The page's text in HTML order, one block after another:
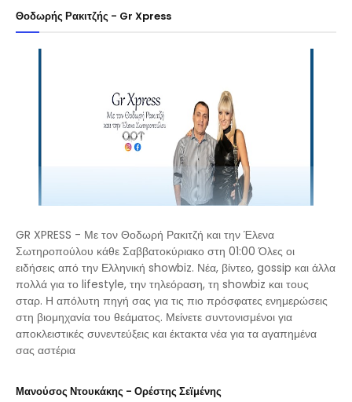
Θοδωρής Ρακιτζής - Gr Xpress
GR XPRESS - Με τον Θοδωρή Ρακιτζή και την Έλενα
Σωτηροπούλου κάθε Σαββατοκύριακο στη 01:00 Όλες οι
ειδήσεις από την Ελληνική showbiz. Νέα, βίντεο, gossip και άλλα
πολλά για το lifestyle, την τηλεόραση, τη showbiz και τους
σταρ. Η απόλυτη πηγή σας για τις πιο πρόσφατες ενημερώσεις
στη βιομηχανία του θεάματος. Μείνετε συντονισμένοι για
αποκλειστικές συνεντεύξεις και έκτακτα νέα για τα αγαπημένα
σας αστέρια
Μανούσος Ντουκάκης - Ορέστης Σεϊμένης